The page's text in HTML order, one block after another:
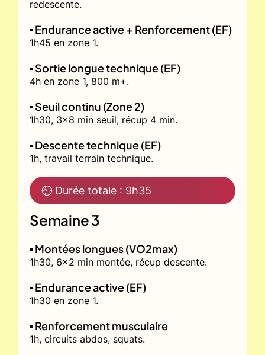
redescente.
▪️ Endurance active + Renforcement (EF)
1h45 en zone 1.
▪️ Sortie longue technique (EF)
4h en zone 1, 800 m+.
▪️ Seuil continu (Zone 2)
1h30, 3x8 min seuil, récup 4 min.
▪️ Descente technique (EF)
1h, travail terrain technique.
⏲ Durée totale : 9h35
Semaine 3
▪️ Montées longues (VO2max)
1h30, 6x2 min montée, récup descente.
▪️ Endurance active (EF)
1h30 en zone 1.
▪️ Renforcement musculaire
1h, circuits abdos, squats.